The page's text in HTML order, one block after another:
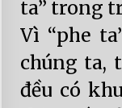
ta” trong
Vì “phe
chúng ta,
đều có